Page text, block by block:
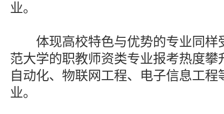
业。
体现高校特色与优势的专业同样
范大学的职教师资类专业报考热度攀
自动化、物联网工程、电子信息工程
业。